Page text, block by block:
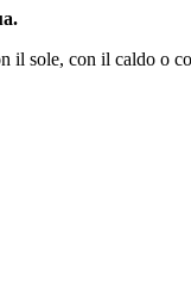
il sole, con il caldo o